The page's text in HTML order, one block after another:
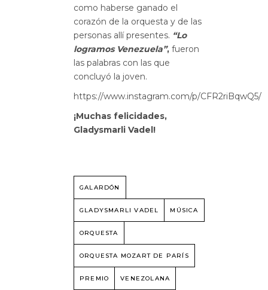
como haberse ganado el
corazón de la orquesta y de las
personas allí presentes. “Lo
logramos Venezuela”, fueron
las palabras con las que
concluyó la joven.
https://www.instagram.com/p/CFR2riBqwQ5/
¡Muchas felicidades,
Gladysmarli Vadel!
GALARDÓN
GLADYSMARLI VADEL MÚSICA
ORQUESTA
ORQUESTA MOZART DE PARÍS
PREMIO VENEZOLANA